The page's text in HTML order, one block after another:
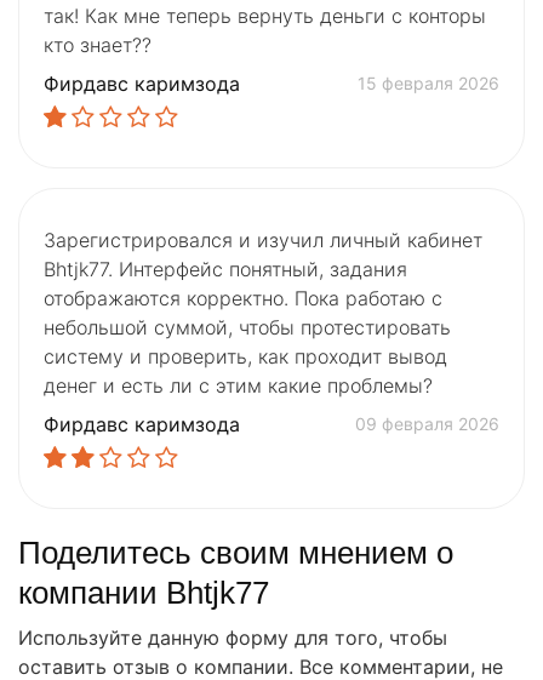
так! Как мне теперь вернуть деньги с конторы
кто знает??
Фирдавс каримзода
15 февраля 2026
Зарегистрировался и изучил личный кабинет
Bhtjk77. Интерфейс понятный, задания
отображаются корректно. Пока работаю с
небольшой суммой, чтобы протестировать
систему и проверить, как проходит вывод
денег и есть ли с этим какие проблемы?
Фирдавс каримзода
09 февраля 2026
Поделитесь своим мнением о
компании Bhtjk77
Используйте данную форму для того, чтобы
оставить отзыв о компании. Все комментарии, не